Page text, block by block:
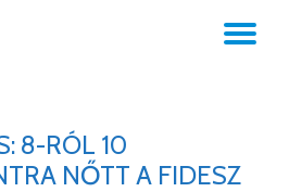
8-RÓL 10
NŐTT A FIDESZ